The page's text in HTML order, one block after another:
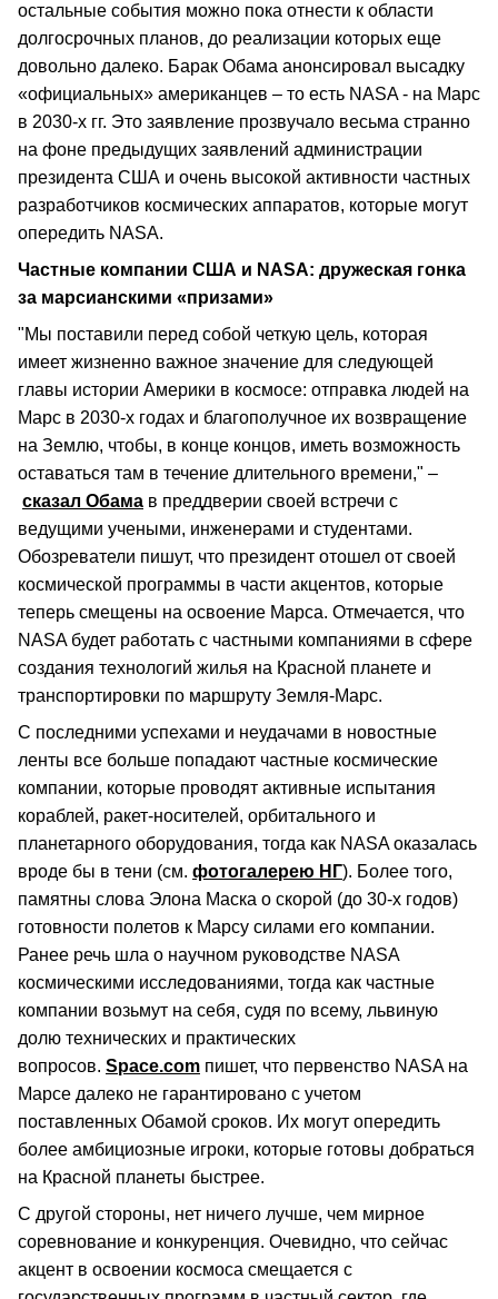
остальные события можно пока отнести к области
долгосрочных планов, до реализации которых еще
довольно далеко. Барак Обама анонсировал высадку
«официальных» американцев – то есть NASA - на Марс
в 2030-х гг. Это заявление прозвучало весьма странно
на фоне предыдущих заявлений администрации
президента США и очень высокой активности частных
разработчиков космических аппаратов, которые могут
опередить NASA.
Частные компании США и NASA: дружеская гонка
за марсианскими «призами»
"Мы поставили перед собой четкую цель, которая
имеет жизненно важное значение для следующей
главы истории Америки в космосе: отправка людей на
Марс в 2030-х годах и благополучное их возвращение
на Землю, чтобы, в конце концов, иметь возможность
оставаться там в течение длительного времени," –
сказал Обама в преддверии своей встречи с
ведущими учеными, инженерами и студентами.
Обозреватели пишут, что президент отошел от своей
космической программы в части акцентов, которые
теперь смещены на освоение Марса. Отмечается, что
NASA будет работать с частными компаниями в сфере
создания технологий жилья на Красной планете и
транспортировки по маршруту Земля-Марс.
С последними успехами и неудачами в новостные
ленты все больше попадают частные космические
компании, которые проводят активные испытания
кораблей, ракет-носителей, орбитального и
планетарного оборудования, тогда как NASA оказалась
вроде бы в тени (см. фотогалерею НГ). Более того,
памятны слова Элона Маска о скорой (до 30-х годов)
готовности полетов к Марсу силами его компании.
Ранее речь шла о научном руководстве NASA
космическими исследованиями, тогда как частные
компании возьмут на себя, судя по всему, львиную
долю технических и практических
вопросов. Space.com пишет, что первенство NASA на
Марсе далеко не гарантировано с учетом
поставленных Обамой сроков. Их могут опередить
более амбициозные игроки, которые готовы добраться
на Красной планеты быстрее.
С другой стороны, нет ничего лучше, чем мирное
соревнование и конкуренция. Очевидно, что сейчас
акцент в освоении космоса смещается с